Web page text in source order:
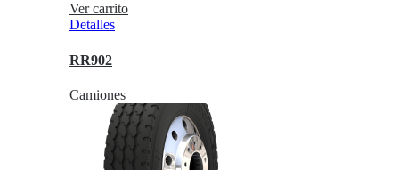
Ver carrito
Detalles
RR902
Camiones